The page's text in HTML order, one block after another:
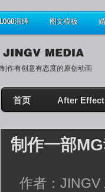
LOGO演绎 图文模板
制作有创意有态度的原创动画
首页 After
制作一部
作者：